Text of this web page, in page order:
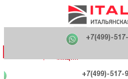
+7(499)-
Фабрики
Распродажа
Как купить
О компании
Акция
121170 , г.
ул. Кутузовский
+7(499)-517-